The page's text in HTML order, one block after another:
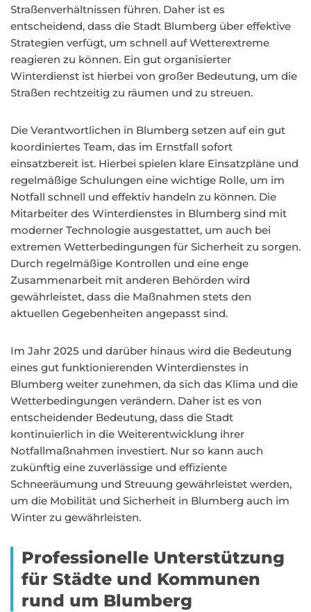
Straßenverhältnissen führen. Daher ist es
entscheidend, dass die Stadt Blumberg über effektive
Strategien verfügt, um schnell auf Wetterextreme
reagieren zu können. Ein gut organisierter
Winterdienst ist hierbei von großer Bedeutung, um die
Straßen rechtzeitig zu räumen und zu streuen.
Die Verantwortlichen in Blumberg setzen auf ein gut
koordiniertes Team, das im Ernstfall sofort
einsatzbereit ist. Hierbei spielen klare Einsatzpläne und
regelmäßige Schulungen eine wichtige Rolle, um im
Notfall schnell und effektiv handeln zu können. Die
Mitarbeiter des Winterdienstes in Blumberg sind mit
moderner Technologie ausgestattet, um auch bei
extremen Wetterbedingungen für Sicherheit zu sorgen.
Durch regelmäßige Kontrollen und eine enge
Zusammenarbeit mit anderen Behörden wird
gewährleistet, dass die Maßnahmen stets den
aktuellen Gegebenheiten angepasst sind.
Im Jahr 2025 und darüber hinaus wird die Bedeutung
eines gut funktionierenden Winterdienstes in
Blumberg weiter zunehmen, da sich das Klima und die
Wetterbedingungen verändern. Daher ist es von
entscheidender Bedeutung, dass die Stadt
kontinuierlich in die Weiterentwicklung ihrer
Notfallmaßnahmen investiert. Nur so kann auch
zukünftig eine zuverlässige und effiziente
Schneeräumung und Streuung gewährleistet werden,
um die Mobilität und Sicherheit in Blumberg auch im
Winter zu gewährleisten.
Professionelle Unterstützung
für Städte und Kommunen
rund um Blumberg